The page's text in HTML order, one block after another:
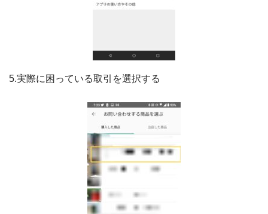
5.実際に困っている取引を選択する